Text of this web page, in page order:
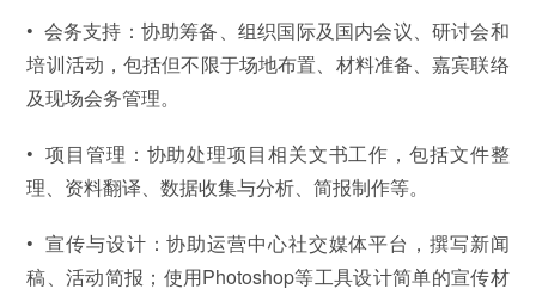
• 会务支持：协助筹备、组织国际及国内会议、研讨会和
培训活动，包括但不限于场地布置、材料准备、嘉宾联络
及现场会务管理。
•项目管理：协助处理项目相关文书工作，包括文件整
理、资料翻译、数据收集与分析、简报制作等。
•宣传与设计：协助运营中心社交媒体平台，撰写新闻
稿、活动简报；使用Photoshop等工具设计简单的宣传材